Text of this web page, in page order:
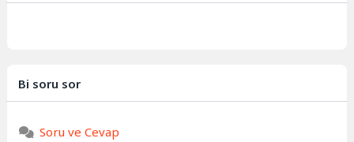
Bi soru sor
Soru ve Cevap